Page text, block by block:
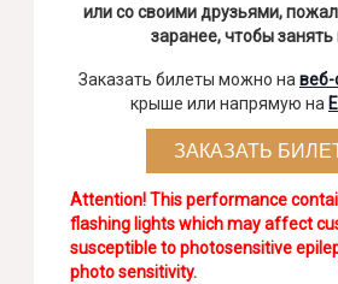
или со своими друзьями,
заранее, чтобы занять
Заказать билеты можно на веб-
крыше или напрямую на
ЗАКАЗАТЬ
Attention! This performance
flashing lights which may affect
susceptible to photosensitive
photo sensitivity.